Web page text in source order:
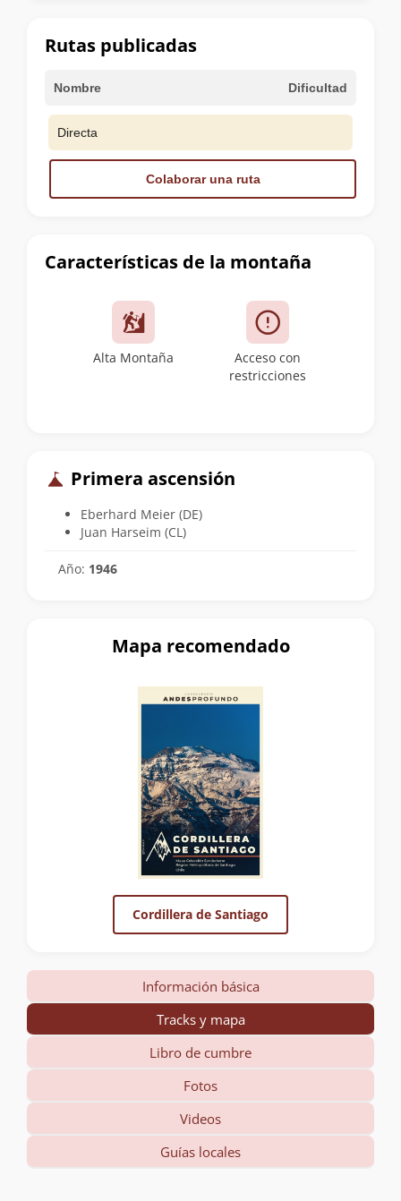
cumbre
Características de la montaña
Alta Montaña
Acceso con
restricciones
Primera ascensión
Eberhard Meier (DE)
Juan Harseim (CL)
Año: 1946
Rutas publicadas
Nombre Dificultad
Directa
Colaborar una ruta
Mapa recomendado
Cordillera de Santiago
Información básica
Tracks y mapa
Libro de cumbre
Fotos
Videos
Guías locales